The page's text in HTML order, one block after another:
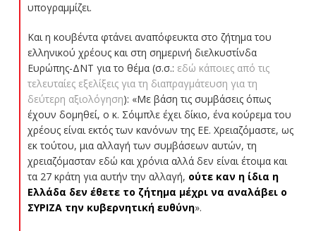
υπογραμμίζει.
Και η κουβέντα φτάνει αναπόφευκτα στο ζήτημα του
ελληνικού χρέους και στη σημερινή διελκυστίνδα
Ευρώπης-ΔΝΤ για το θέμα (σ.σ.: εδώ κάποιες από τις
τελευταίες εξελίξεις για τη διαπραγμάτευση για τη
δεύτερη αξιολόγηση): «Με βάση τις συμβάσεις όπως
έχουν δομηθεί, ο κ. Σόιμπλε έχει δίκιο, ένα κούρεμα του
χρέους είναι εκτός των κανόνων της ΕΕ. Χρειαζόμαστε, ως
εκ τούτου, μια αλλαγή των συμβάσεων αυτών, τη
χρειαζόμασταν εδώ και χρόνια αλλά δεν είναι έτοιμα και
τα 27 κράτη για αυτήν την αλλαγή, ούτε καν η ίδια η
Ελλάδα δεν έθετε το ζήτημα μέχρι να αναλάβει ο
ΣΥΡΙΖΑ την κυβερνητική ευθύνη».